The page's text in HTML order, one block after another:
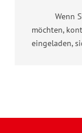
Wenn Sie
möchten,
eingeladen,